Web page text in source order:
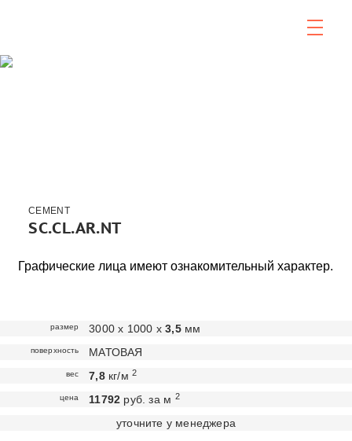
CEMENT
SC.CL.AR.NT
Графические лица имеют ознакомительный характер.
размер 3000 х 1000 х3,5мм
поверхность МАТОВАЯ
вес 7,8кг/м2
цена 11792 руб. за м 2
уточните у менеджера